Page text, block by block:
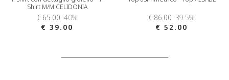
Shirt M/M CELIDONIA
€ 65.00-40%
€ 39.00
€ 86.00-39.5%
€ 52.00